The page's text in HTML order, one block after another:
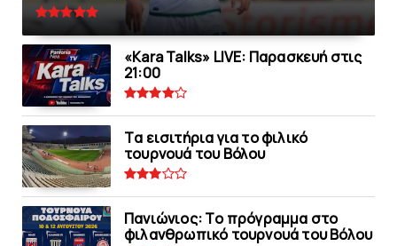
«Kara Talks» LIVE: Παρασκευή στις
21:00
Tα εισιτήρια για το φιλικό
τουρνουά του Bόλου
Πανιώνιoς: Tο πρόγραμμα στο
φιλανθρωπικό τουρνουά του Bόλου